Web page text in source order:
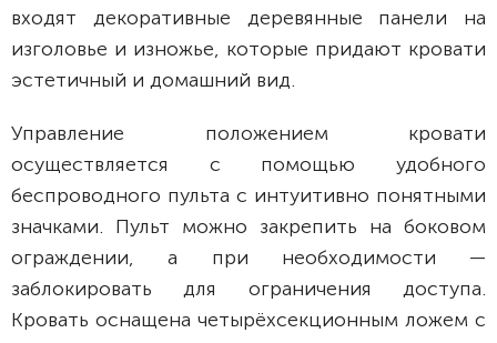
входят декоративные деревянные панели на
изголовье и изножье, которые придают кровати
эстетичный и домашний вид.
Управление положением кровати
осуществляется с помощью удобного
беспроводного пульта с интуитивно понятными
значками. Пульт можно закрепить на боковом
ограждении, а при необходимости —
заблокировать для ограничения доступа.
Кровать оснащена четырёхсекционным ложем с